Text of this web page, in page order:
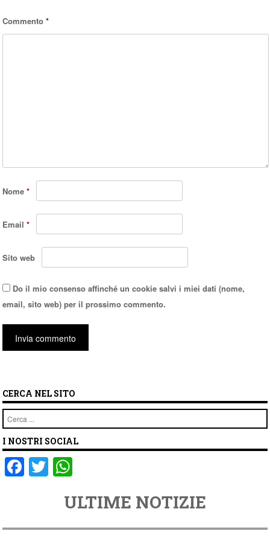
Commento*
Nome*
Email*
Sito web
Do il mio consenso affinché un cookie salvi i miei dati (nome,
email, sito web) per il prossimo commento.
CERCA NEL SITO
Cerca
I NOSTRI SOCIAL
F
a
e
T
wi
er
at
s
ULTIME NOTIZIE